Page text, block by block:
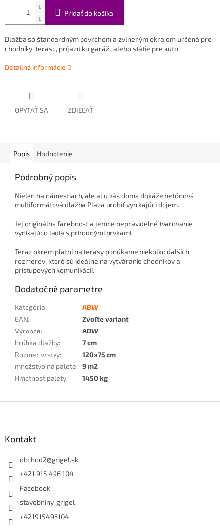
Pridať do košíka
Dlažba so štandardným povrchom a zvlneným okrajom určená pre
chodníky, terasu, príjazd ku garáži, alebo státie pre auto.
Detailné informácie
OPÝTAŤ SA ZDIEĽAŤ
Popis Hodnotenie
Podrobný popis
Nielen na námestiach, ale aj u vás doma dokáže betónová
multiformátová dlažba Plaza urobiť vynikajúci dojem.
Jej originálna farebnosť a jemne nepravidelné tvarovanie
vynikajúco ladia s prírodnými prvkami.
Teraz okrem platní na terasy ponúkame niekoľko ďalších
rozmerov, ktoré sú ideálne na vytváranie chodníkov a
prístupových komunikácií.
Dodatočné parametre
Kategória:
ABW
EAN:
Zvoľte variant
Výrobca:
ABW
hrúbka dlažby:
7 cm
Rozmer vrstvy:
120x75 cm
množstvo na palete: 9 m2
Hmotnosť palety: 1450 kg
Kontakt
obchod2@grigel.sk
+421 915 496 104
Facebook
stavebniny_grigel
+421915496104